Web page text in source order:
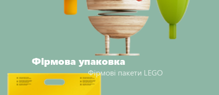
Фірмова упаковка
Фірмові пакети LEGO